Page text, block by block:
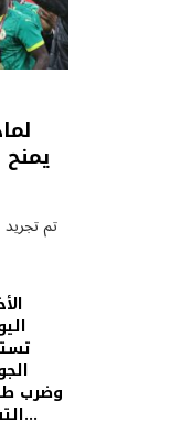
وضرب
التقارير أن القوات الأمريكية…